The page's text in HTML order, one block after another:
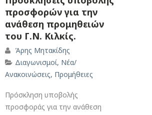
προσφορών για την
ανάθεση προμηθειών
του Γ.Ν. Κιλκίς.
Άρης Μητακίδης
Διαγωνισμοί, Νέα/
Ανακοινώσεις, Προμήθειες
Πρόσκληση υποβολής
προσφοράς για την ανάθεση